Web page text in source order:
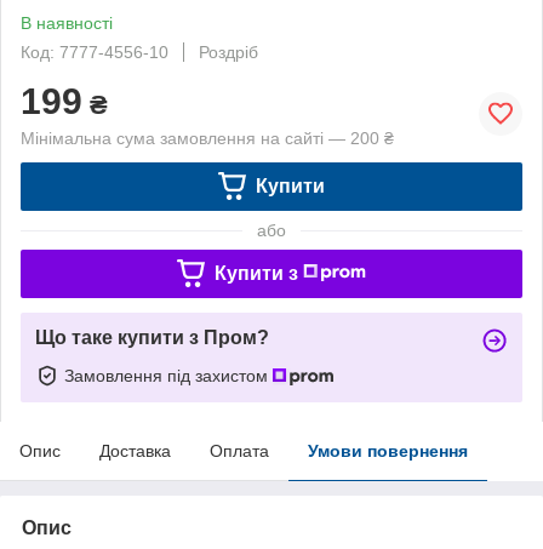
В наявності
Код: 7777-4556-10
Роздріб
199 ₴
Мінімальна сума замовлення на сайті — 200 ₴
Купити
або
Купити з
Що таке купити з Пром?
Замовлення під захистом
Опис Доставка Оплата Умови повернення
Опис